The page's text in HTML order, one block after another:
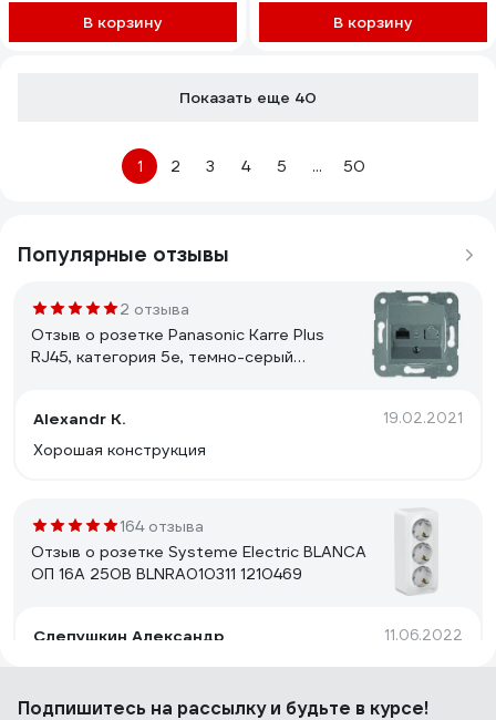
В корзину В корзину
Показать еще 40
1 2 3 4 5 ... 50
Популярные отзывы
2 отзыва
Отзыв о розетке Panasonic Karre Plus
RJ45, категория 5e, темно-серый
Alexandr K.
19.02.2021
Хорошая конструкция
164 отзыва
Отзыв о розетке Systeme Electric BLANCA
ОП 16А 250В BLNRA010311 1210469
Слепушкин Александр 11.06.2022
Нормальная качественная розетка
Подпишитесь на рассылкуи будьте в курсе!